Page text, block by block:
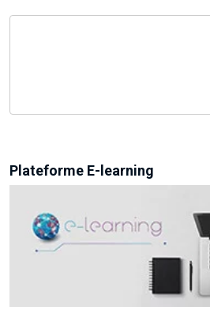
Plateforme E-learning